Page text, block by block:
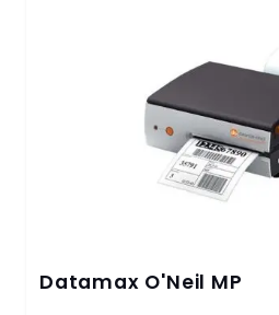
Datamax O'Neil MP